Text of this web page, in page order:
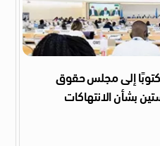
مكتوبًا إلى مجلس حقوق
بشأن الانتهاكات